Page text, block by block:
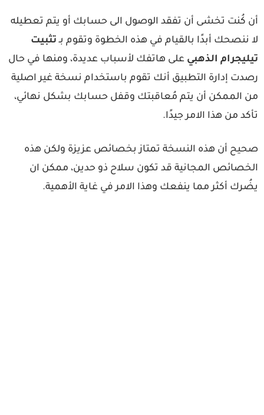
كُنت تخشى أن تفقد الوصول الى حسابك أو يتم تعطيله
ننصحك أبدًا بالقيام في هذه الخطوة وتقوم بـتثبيت
الذهبيعلى هاتفك لأسباب عديدة، ومنها في حال
إدارة التطبيق أنك تقوم باستخدام نسخة غير اصلية
الممكن أن يتم مُعاقبتك وقفل حسابك بشكل نهائي،
من هذا الامر جيدًا.
أن هذه النسخة تمتاز بخصائص عزيزة ولكن هذه
المجانية قد تكون سلاح ذو حدين، ممكن ان
أكثر مما ينفعك وهذا الامر في غاية الأهمية.